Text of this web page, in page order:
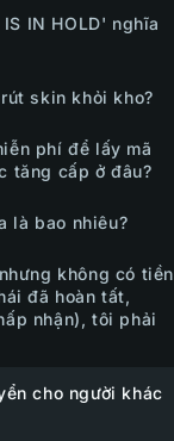
IS IN HOLD' nghĩa
skin khỏi kho?
phí để lấy mã
tăng cấp ở đâu?
là bao nhiêu?
không có tiền
đã hoàn tất,
nhận), tôi phải
cho người khác